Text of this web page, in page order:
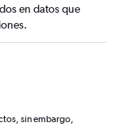
en datos que
sin embargo,